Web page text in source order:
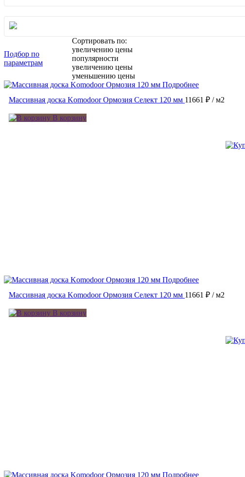
Подбор по
параметрам
Сортировать по:
увеличению цены
популярности
увеличению цены
уменьшению цены
Подробнее
Массивная доска Komodoor Ормозия Селект 120 мм 11661 ₽ / м2
В корзину
Подробнее
Массивная доска Komodoor Ормозия Селект 120 мм 11661 ₽ / м2
В корзину
Подробнее